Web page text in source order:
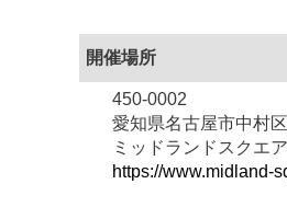
開催場所
450-0002
愛知県名古屋市中村
ミッドランドスクエ
https://www.midland-